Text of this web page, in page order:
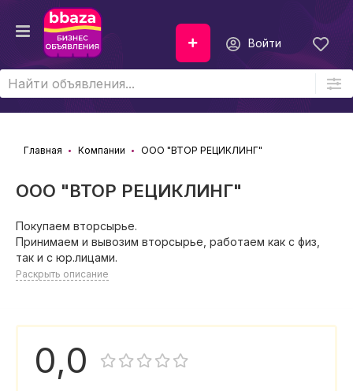
Войти
Главная Компании ООО "ВТОР РЕЦИКЛИНГ"
ООО "ВТОР РЕЦИКЛИНГ"
Покупаем вторсырье.
Принимаем и вывозим вторсырье, работаем как с физ,
так и с юр.лицами.
Раскрыть описание
0,0